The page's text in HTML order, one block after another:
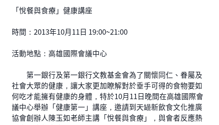
「悅餐與食療」健康講座
時間：2013年10月11日 19:00~21:00
活動地點：高雄國際會議中心
第一銀行及第一銀行文教基金會為了關懷同仁、眷屬及
社會大眾的健康，讓大家更加瞭解對於垂手可得的食物要如
何吃才能擁有健康的身體，特於10月11日晚間在高雄國際會
議中心舉辦「健康第一」講座，邀請到天罎新飲食文化推廣
協會創辦人陳玉如老師主講「悅餐與食療」，與會者反應熱